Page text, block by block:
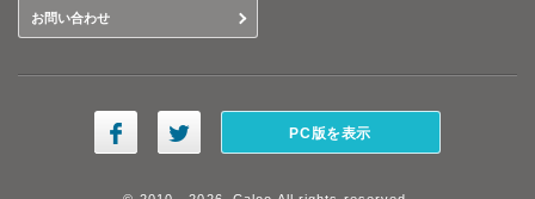
お問い合わせ
PC版を表示